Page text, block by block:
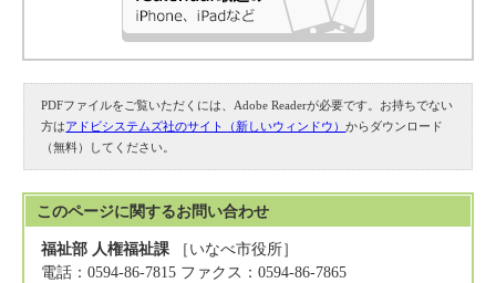
PDFファイルをご覧いただくには、Adobe Readerが必要です。お持ちでない
方はアドビシステムズ社のサイト（新しいウィンドウ）からダウンロード
（無料）してください。
このページに関するお問い合わせ
福祉部 人権福祉課 ［いなべ市役所］
電話：0594-86-7815 ファクス：0594-86-7865